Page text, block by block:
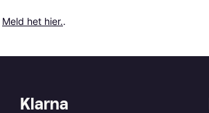
Meld het hier..
Klarna